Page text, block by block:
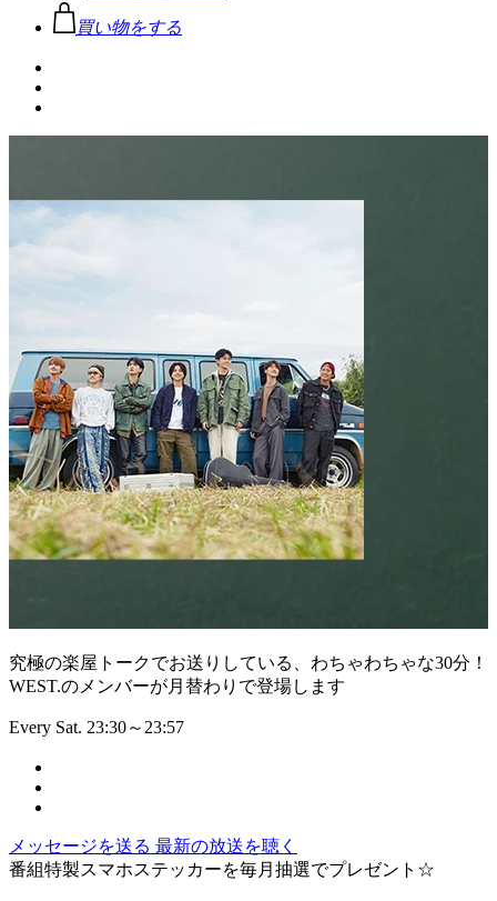
買い物をする
究極の楽屋トークでお送りしている、わちゃわちゃな30分！
WEST.のメンバーが月替わりで登場します
Every Sat. 23:30～23:57
メッセージを送る 最新の放送を聴く
番組特製スマホステッカーを毎月抽選でプレゼント☆